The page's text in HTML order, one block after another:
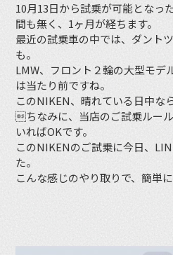
10月13日から試乗が可能となっ
間も無く、1ヶ月が経ちます。
最近の試乗車の中では、ダント
も。
LMW、フロント２輪の大型モデ
は当たり前ですね。
このNIKEN、晴れている日中な
ちなみに、当店のご試乗ルー
いればOKです。
このNIKENのご試乗に今日、
た。
こんな感じのやり取りで、簡単